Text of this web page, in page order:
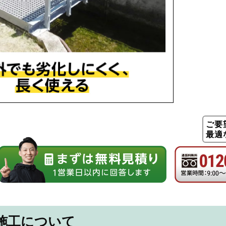
ご要
最適
工について